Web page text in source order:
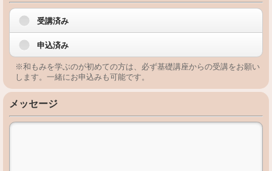
受講済み
申込済み
※和もみを学ぶのが初めての方は、必ず基礎講座からの受講をお願い
します。一緒にお申込みも可能です。
メッセージ